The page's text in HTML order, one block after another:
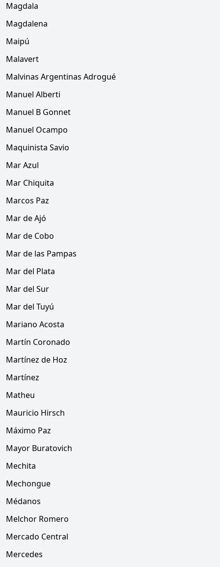
Magdala
Magdalena
Maipú
Malavert
Malvinas Argentinas Adrogué
Manuel Alberti
Manuel B Gonnet
Manuel Ocampo
Maquinista Savio
Mar Azul
Mar Chiquita
Marcos Paz
Mar de Ajó
Mar de Cobo
Mar de las Pampas
Mar del Plata
Mar del Sur
Mar del Tuyú
Mariano Acosta
Martín Coronado
Martínez de Hoz
Martínez
Matheu
Mauricio Hirsch
Máximo Paz
Mayor Buratovich
Mechita
Mechongue
Médanos
Melchor Romero
Mercado Central
Mercedes